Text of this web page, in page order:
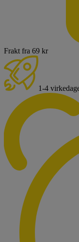
Frakt fra 69 kr
1-4